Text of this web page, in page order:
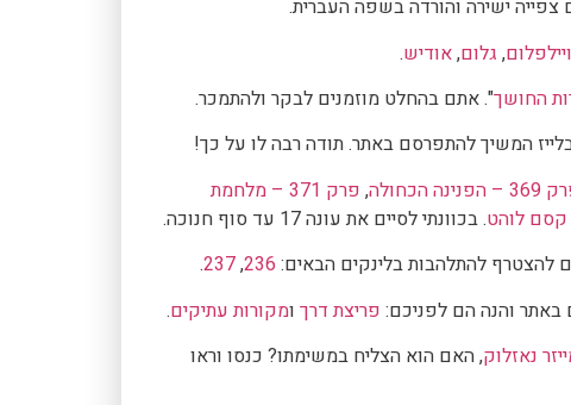
ישירה והורדה בשפה העברית.
ויילפלום, גלום,אודיש.
החושך". אתם בהחלט מוזמנים לבקר ולהתמכר.
המשיך להתפרסם באתר. תודה רבה לו על כך!
הכחולה ,
פרק 371 – מלחמת
. בכוונתי לסיים את עונה 17 עד סוף חנוכה.
להתלהבות בלינקים הבאים: 236
,
237
.
פריצת דרךומקורות עתיקים.
נאזלוק, האם הוא הצליח במשימתו? כנסו וראו